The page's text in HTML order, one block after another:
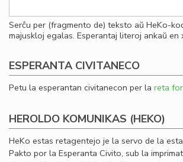
Serĉu per (fragmento de) teksto aŭ HeKo-
majuskloj egalas. Esperantaj literoj ankaŭ en
ESPERANTA CIVITANECO
Petu la esperantan civitanecon per la reta
HEROLDO KOMUNIKAS (HEKO)
HeKo estas retagentejo je la servo de la
Pakto por la Esperanta Civito, sub la